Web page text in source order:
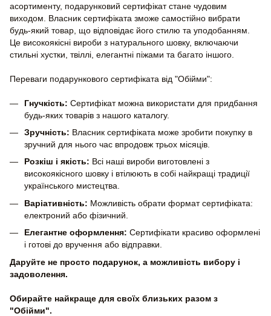
асортименту, подарунковий сертифікат стане чудовим
виходом. Власник сертифіката зможе самостійно вибрати
будь-який товар, що відповідає його стилю та уподобанням.
Це високоякісні вироби з натурального шовку, включаючи
стильні хустки, твіллі, елегантні піжами та багато іншого.
Переваги подарункового сертифіката від "Обійми":
Гнучкість: Сертифікат можна використати для придбання
будь-яких товарів з нашого каталогу.
Зручність: Власник сертифіката може зробити покупку в
зручний для нього час впродовж трьох місяців.
Розкіш і якість: Всі наші вироби виготовлені з
високоякісного шовку і втілюють в собі найкращі традиції
українського мистецтва.
Варіативність: Можливість обрати формат сертифіката:
електроний або фізичний.
Елегантне оформлення: Сертифікати красиво оформлені
і готові до вручення або відправки.
Даруйте не просто подарунок, а можливість вибору і
задоволення.
Обирайте найкраще для своїх близьких разом з
"Обійми".